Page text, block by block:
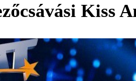
Kiss